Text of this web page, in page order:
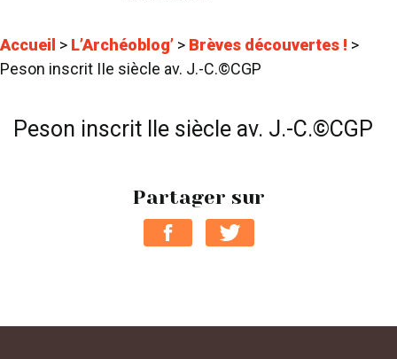
Accueil > L’Archéoblog’ > Brèves découvertes ! >
Peson inscrit IIe siècle av. J.-C.©CGP
Peson inscrit IIe siècle av. J.-C.©CGP
Partager sur